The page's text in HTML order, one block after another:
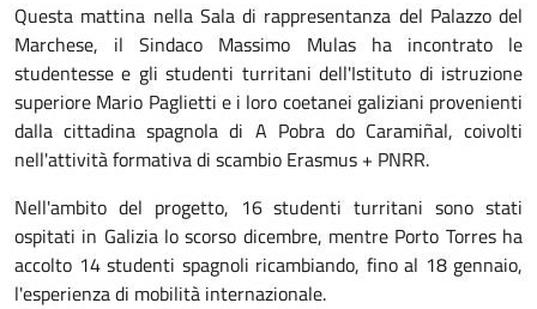
Questa mattina nella Sala di rappresentanza del Palazzo del
Marchese, il Sindaco Massimo Mulas ha incontrato le
studentesse e gli studenti turritani dell'Istituto di istruzione
superiore Mario Paglietti e i loro coetanei galiziani provenienti
dalla cittadina spagnola di A Pobra do Caramiñal, coivolti
nell'attività formativa di scambio Erasmus + PNRR.
Nell'ambito del progetto, 16 studenti turritani sono stati
ospitati in Galizia lo scorso dicembre, mentre Porto Torres ha
accolto 14 studenti spagnoli ricambiando, fino al 18 gennaio,
l'esperienza di mobilità internazionale.